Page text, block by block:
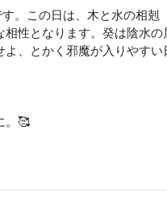
。この日は、木と水の相
性となります。癸は陰水
、とかく邪魔が入りやすい
。🥰